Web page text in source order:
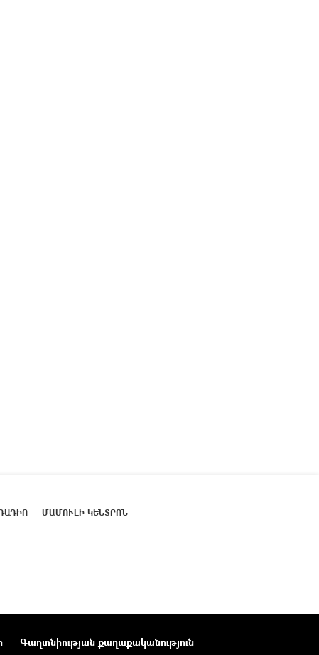
ՄԱՄՈՒԼԻ ԿԵՆՏՐՈՆ
Գաղտնիության քաղաքականություն